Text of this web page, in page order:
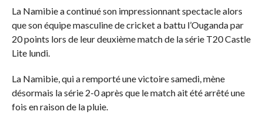
La Namibie a continué son impressionnant spectacle alors
que son équipe masculine de cricket a battu l’Ouganda par
20 points lors de leur deuxième match de la série T20 Castle
Lite lundi.
La Namibie, qui a remporté une victoire samedi, mène
désormais la série 2-0 après que le match ait été arrêté une
fois en raison de la pluie.